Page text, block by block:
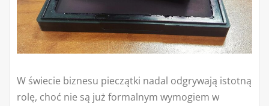
W świecie biznesu pieczątki nadal odgrywają istotną
rolę, choć nie są już formalnym wymogiem w